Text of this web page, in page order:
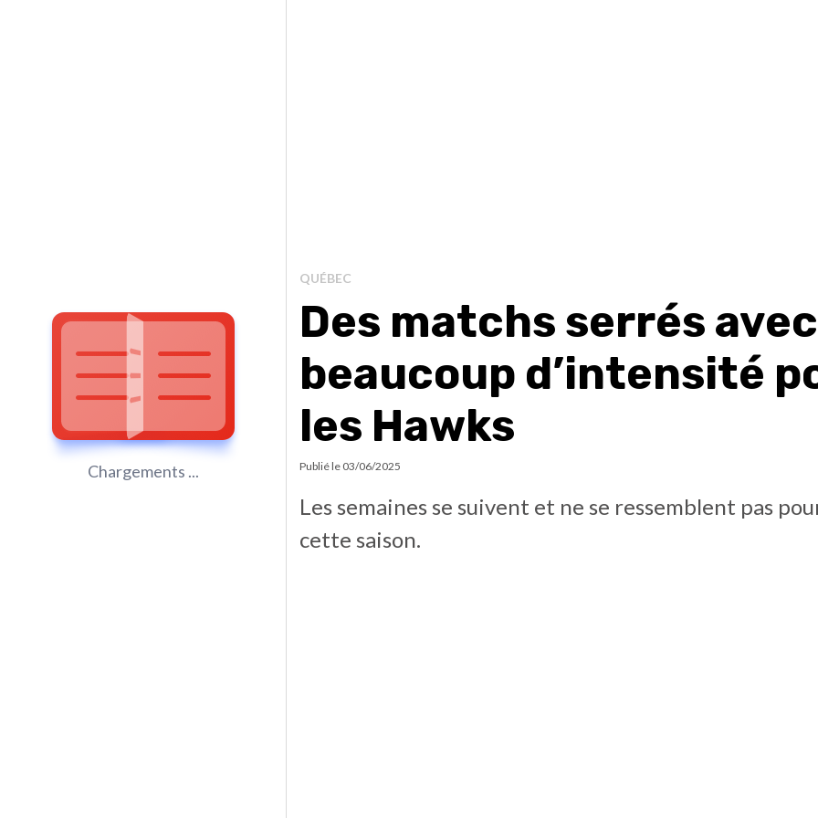
Chargements ...
QUÉBEC
Des matchs serrés avec
beaucoup d’intensité
les Hawks
Publié le 03/06/2025
Les semaines se suivent et ne se ressemblent pas
cette saison.